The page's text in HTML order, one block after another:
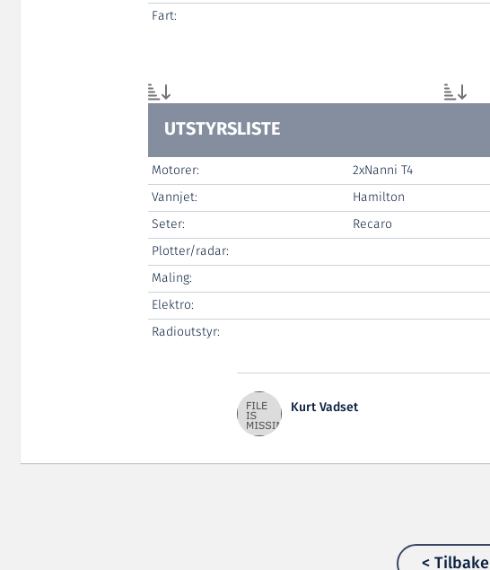
Fart:
UTSTYRSLISTE
Motorer: 2xNanni T4
Vannjet:
Hamilton
Seter:
Recaro
Plotter/radar:
Maling:
Elektro:
Radioutstyr:
Kurt Vadset
< Tilbake